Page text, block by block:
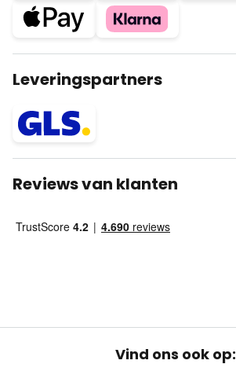
Leveringspartners
Reviews van klanten
Vind ons ook op: